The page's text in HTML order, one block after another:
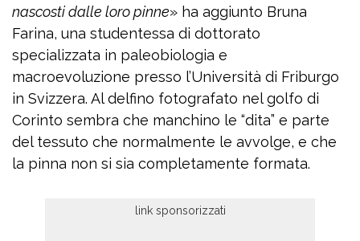
nascosti dalle loro pinne» ha aggiunto Bruna
Farina, una studentessa di dottorato
specializzata in paleobiologia e
macroevoluzione presso l’Università di Friburgo
in Svizzera. Al delfino fotografato nel golfo di
Corinto sembra che manchino le “dita” e parte
del tessuto che normalmente le avvolge, e che
la pinna non si sia completamente formata.